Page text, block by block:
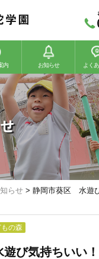
内
若竹こど
お知らせ よく
らせ> 静岡市葵区 水遊
の森
び気持ちいい！